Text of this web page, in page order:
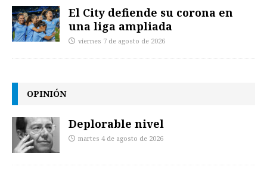
El City defiende su corona en
una liga ampliada
viernes 7 de agosto de 2026
OPINIÓN
Deplorable nivel
martes 4 de agosto de 2026